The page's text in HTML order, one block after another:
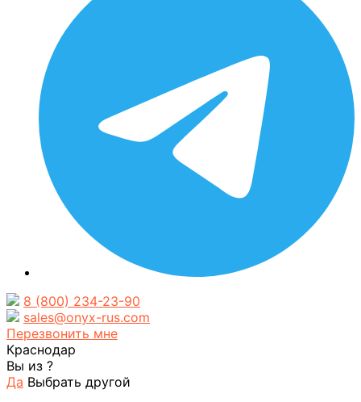
8 (800) 234-23-90
sales@onyx-rus.com
Перезвонить мне
Краснодар
Вы из ?
Да Выбрать другой